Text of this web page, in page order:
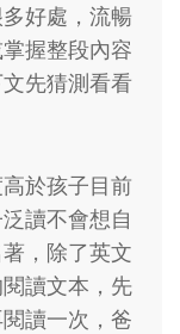
好處，流暢
握整段內容
先猜測看看
於孩子目前
讀不會想自
，除了英文
讀文本，先
讀一次，爸